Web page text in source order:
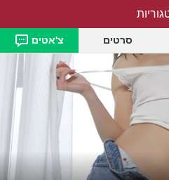
סרטים צ'אטים